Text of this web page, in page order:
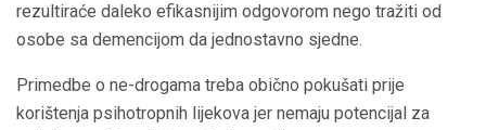
rezultiraće daleko efikasnijim odgovorom nego tražiti od
osobe sa demencijom da jednostavno sjedne.
Primedbe o ne-drogama treba obično pokušati prije
korištenja psihotropnih lijekova jer nemaju potencijal za